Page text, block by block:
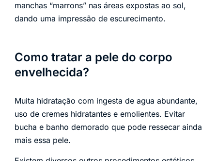
manchas “marrons” nas áreas expostas ao sol,
dando uma impressão de escurecimento.
Como tratar a pele do corpo
envelhecida?
Muita hidratação com ingesta de agua abundante,
uso de cremes hidratantes e emolientes. Evitar
bucha e banho demorado que pode ressecar ainda
mais essa pele.